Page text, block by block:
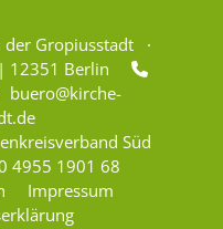
der Gropiusstadt ·
| 12351 Berlin

buero@kirche-
Süd
4955 1901 68
Impressum